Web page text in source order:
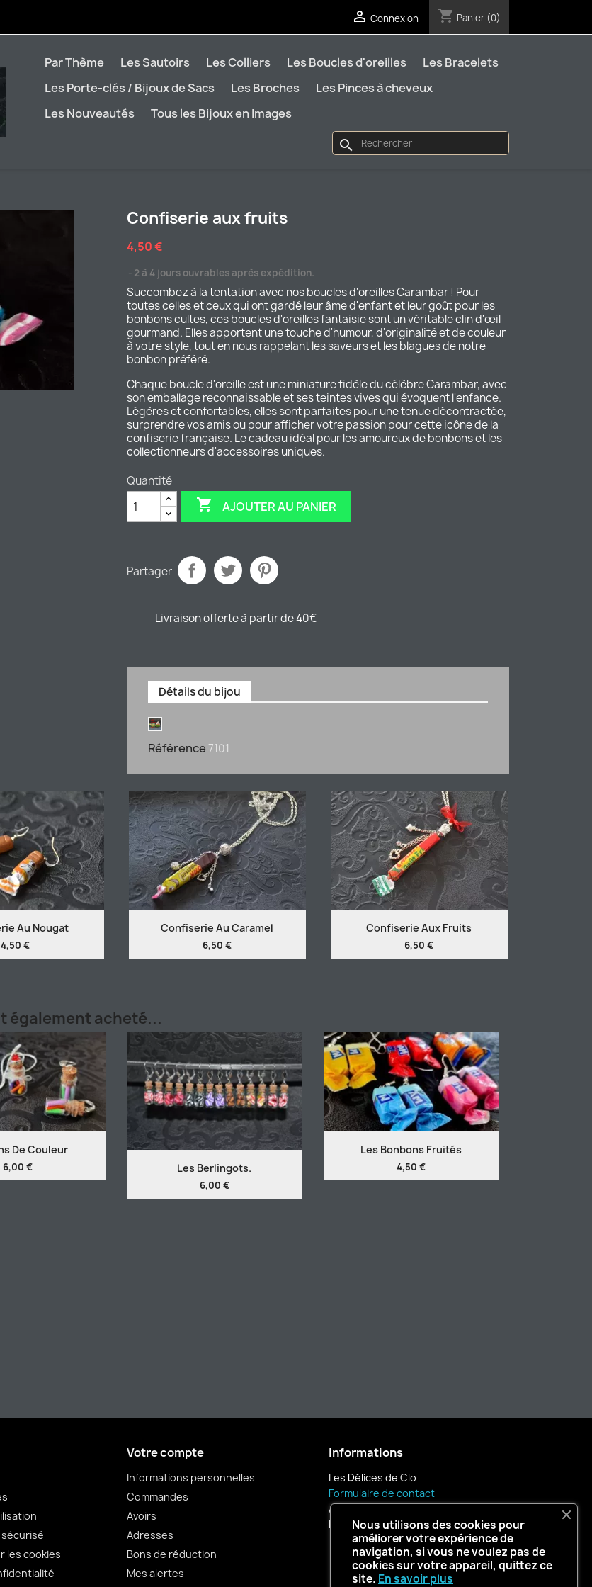
 Connexion shopping_cart Panier (0)
Par Thème Les Sautoirs Les Colliers Les Boucles d'oreilles
Les Bracelets
Les Porte-clés / Bijoux de Sacs
Les Broches
Les Pinces à cheveux
Les Nouveautés
Tous les Bijoux en Images
search
Confiserie aux fruits
4,50 €
2 à 4 jours ouvrables après expédition.
Succombez à la tentation avec nos boucles d'oreilles Carambar ! Pour
toutes celles et ceux qui ont gardé leur âme d'enfant et leur goût pour les
bonbons cultes, ces boucles d'oreilles fantaisie sont un véritable clin d'œil
gourmand. Elles apportent une touche d'humour, d'originalité et de couleur
à votre style, tout en nous rappelant les saveurs et les blagues de notre
bonbon préféré.
Chaque boucle d'oreille est une miniature fidèle du célèbre Carambar, avec
son emballage reconnaissable et ses teintes vives qui évoquent l'enfance.
Légères et confortables, elles sont parfaites pour une tenue décontractée,
surprendre vos amis ou pour afficher votre passion pour cette icône de la
confiserie française. Le cadeau idéal pour les amoureux de bonbons et les
collectionneurs d'accessoires uniques.
Quantité
 AJOUTER AU PANIER
Partager
Livraison offerte à partir de 40€
Détails du bijou
Référence 7101
Au Nougat
4,50 €
Confiserie Au Caramel
6,50 €
Confiserie Aux Fruits
6,50 €
également acheté...
De Couleur
6,00 € Les Berlingots.
6,00 €
Les Bonbons Fruités
4,50 €
sécurisé
les cookies
Votre compte
Informations personnelles
Commandes
Avoirs
Adresses
Bons de réduction
Mes alertes
Informations
Les Délices de Clo
Formulaire de contact
Appelez-nous :06 76 89 46 74
E-mail :contact@lesdelicesdeclo.fr
Nous utilisons des cookies pour
améliorer votre expérience de
navigation, si vous ne voulez pas de
cookies sur votre appareil, quittez ce
site. En savoir plus